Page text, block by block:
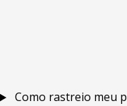
Como rastreio meu